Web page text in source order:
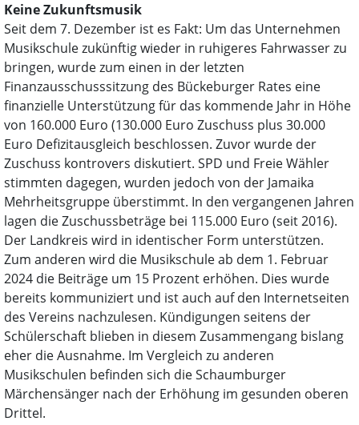
Keine Zukunftsmusik
Seit dem 7. Dezember ist es Fakt: Um das Unternehmen
Musikschule zukünftig wieder in ruhigeres Fahrwasser zu
bringen, wurde zum einen in der letzten
Finanzausschusssitzung des Bückeburger Rates eine
finanzielle Unterstützung für das kommende Jahr in Höhe
von 160.000 Euro (130.000 Euro Zuschuss plus 30.000
Euro Defizitausgleich beschlossen. Zuvor wurde der
Zuschuss kontrovers diskutiert. SPD und Freie Wähler
stimmten dagegen, wurden jedoch von der Jamaika
Mehrheitsgruppe überstimmt. In den vergangenen Jahren
lagen die Zuschussbeträge bei 115.000 Euro (seit 2016).
Der Landkreis wird in identischer Form unterstützen.
Zum anderen wird die Musikschule ab dem 1. Februar
2024 die Beiträge um 15 Prozent erhöhen. Dies wurde
bereits kommuniziert und ist auch auf den Internetseiten
des Vereins nachzulesen. Kündigungen seitens der
Schülerschaft blieben in diesem Zusammengang bislang
eher die Ausnahme. Im Vergleich zu anderen
Musikschulen befinden sich die Schaumburger
Märchensänger nach der Erhöhung im gesunden oberen
Drittel.